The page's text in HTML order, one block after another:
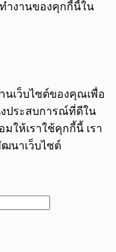
ำงานของคุกกี้นี้ใน
นเว็บไซต์ของคุณเพื่อ
ประสบการณ์ที่ดีใน
ให้เราใช้คุกกี้นี้ เรา
นาเว็บไซต์